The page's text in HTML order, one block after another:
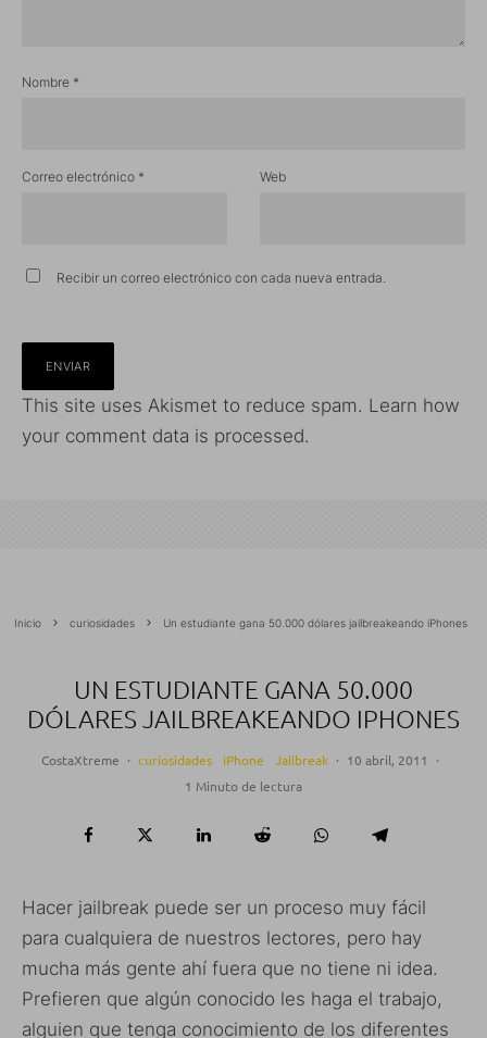
Nombre *
Correo electrónico * Web
Recibir un correo electrónico con cada nueva entrada.
This site uses Akismet to reduce spam. Learn how
your comment data is processed.
Inicio curiosidades Un estudiante gana 50.000 dólares jailbreakeando iPhones
UN ESTUDIANTE GANA 50.000
DÓLARES JAILBREAKEANDO IPHONES
CostaXtreme · curiosidades iPhone Jailbreak · 10 abril, 2011
·
1 Minuto de lectura
Hacer jailbreak puede ser un proceso muy fácil
para cualquiera de nuestros lectores, pero hay
mucha más gente ahí fuera que no tiene ni idea.
Prefieren que algún conocido les haga el trabajo,
alguien que tenga conocimiento de los diferentes